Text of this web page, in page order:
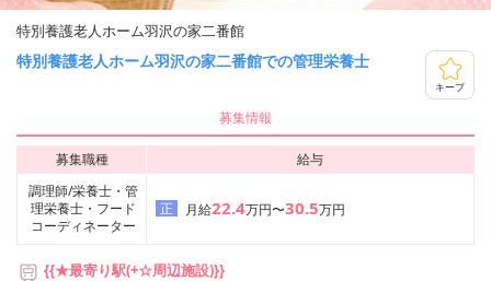
特別養護老人ホーム羽沢の家二番館
特別養護老人ホーム羽沢の家二番館での管理栄養士
キープ
募集情報
募集職種
給与
調理師/栄養士・管
理栄養士・フード
コーディネーター
正 月給22.4万円〜30.5万円
{{★最寄り駅(+☆周辺施設)}}